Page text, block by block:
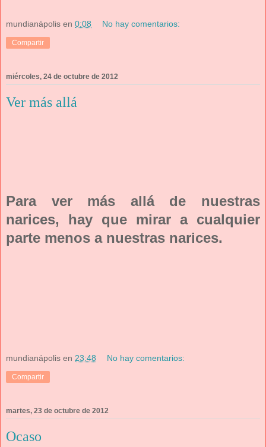
mundianápolis en 0:08 No hay comentarios:
Compartir
miércoles, 24 de octubre de 2012
Ver más allá
Para ver más allá de nuestras
narices, hay que mirar a cualquier
parte menos a nuestras narices.
mundianápolis en 23:48 No hay comentarios:
Compartir
martes, 23 de octubre de 2012
Ocaso